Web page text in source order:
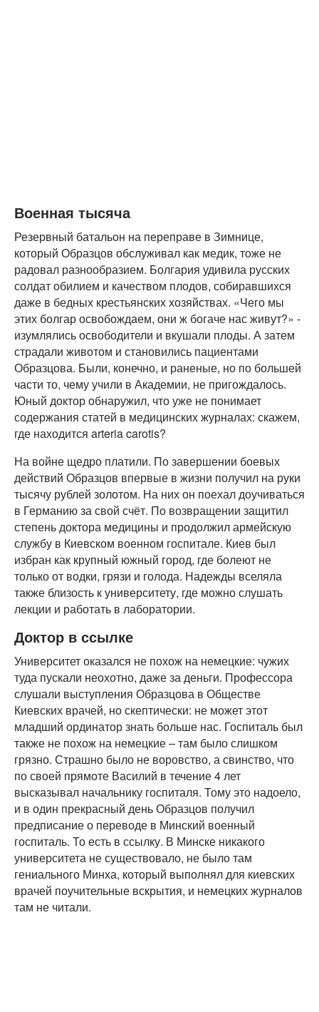
Военная тысяча
Резервный батальон на переправе в Зимнице,
который Образцов обслуживал как медик, тоже не
радовал разнообразием. Болгария удивила русских
солдат обилием и качеством плодов, собиравшихся
даже в бедных крестьянских хозяйствах. «Чего мы
этих болгар освобождаем, они ж богаче нас живут?» -
изумлялись освободители и вкушали плоды. А затем
страдали животом и становились пациентами
Образцова. Были, конечно, и раненые, но по большей
части то, чему учили в Академии, не пригождалось.
Юный доктор обнаружил, что уже не понимает
содержания статей в медицинских журналах: скажем,
где находится arteria carotis?
На войне щедро платили. По завершении боевых
действий Образцов впервые в жизни получил на руки
тысячу рублей золотом. На них он поехал доучиваться
в Германию за свой счёт. По возвращении защитил
степень доктора медицины и продолжил армейскую
службу в Киевском военном госпитале. Киев был
избран как крупный южный город, где болеют не
только от водки, грязи и голода. Надежды вселяла
также близость к университету, где можно слушать
лекции и работать в лаборатории.
Доктор в ссылке
Университет оказался не похож на немецкие: чужих
туда пускали неохотно, даже за деньги. Профессора
слушали выступления Образцова в Обществе
Киевских врачей, но скептически: не может этот
младший ординатор знать больше нас. Госпиталь был
также не похож на немецкие – там было слишком
грязно. Страшно было не воровство, а свинство, что
по своей прямоте Василий в течение 4 лет
высказывал начальнику госпиталя. Тому это надоело,
и в один прекрасный день Образцов получил
предписание о переводе в Минский военный
госпиталь. То есть в ссылку. В Минске никакого
университета не существовало, не было там
гениального Минха, который выполнял для киевских
врачей поучительные вскрытия, и немецких журналов
там не читали.